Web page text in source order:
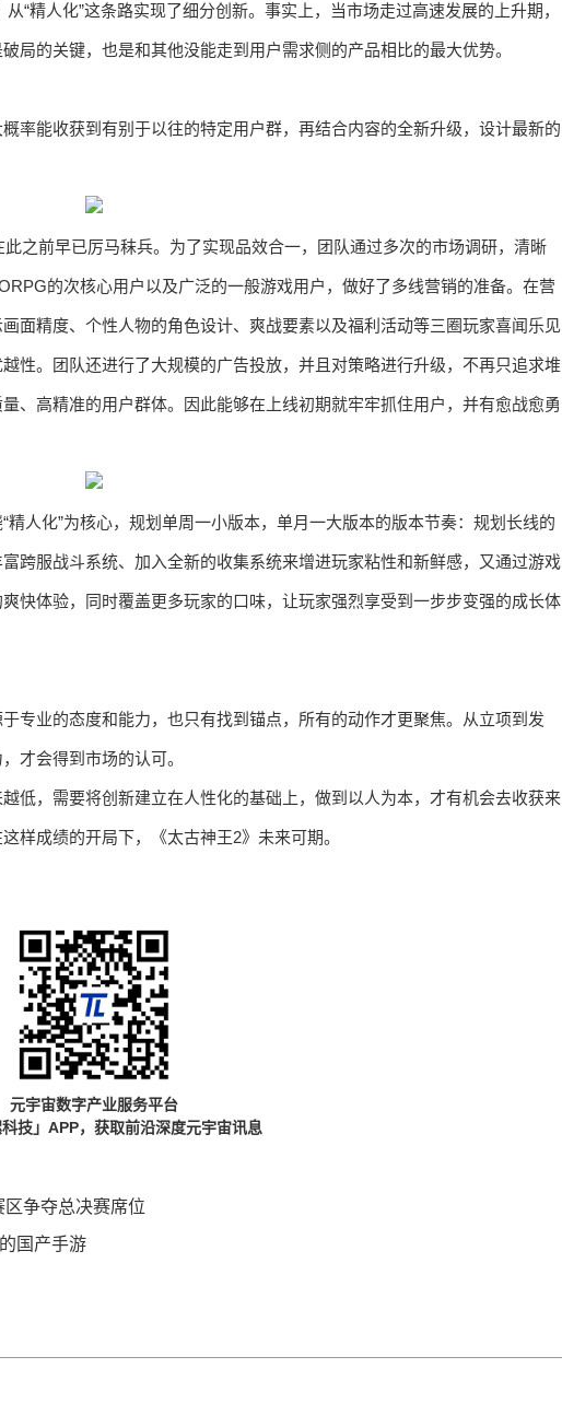
“精人化”这条路实现了细分创新。事实上，当市场走过高速发展的上升期，
局的关键，也是和其他没能走到用户需求侧的产品相比的最大优势。
率能收获到有别于以往的特定用户群，再结合内容的全新升级，设计最新的
之前早已厉马秣兵。为了实现品效合一，团队通过多次的市场调研，清晰
的次核心用户以及广泛的一般游戏用户，做好了多线营销的准备。在营
面精度、个性人物的角色设计、爽战要素以及福利活动等三圈玩家喜闻乐见
性。团队还进行了大规模的广告投放，并且对策略进行升级，不再只追求堆
、高精准的用户群体。因此能够在上线初期就牢牢抓住用户，并有愈战愈勇
人化”为核心，规划单周一小版本，单月一大版本的版本节奏：规划长线的
跨服战斗系统、加入全新的收集系统来增进玩家粘性和新鲜感，又通过游戏
快体验，同时覆盖更多玩家的口味，让玩家强烈享受到一步步变强的成长体
专业的态度和能力，也只有找到锚点，所有的动作才更聚焦。从立项到发
才会得到市场的认可。
低，需要将创新建立在人性化的基础上，做到以人为本，才有机会去收获来
样成绩的开局下，《太古神王2》未来可期。
元宇宙数字产业服务平台
技」APP，获取前沿深度元宇宙讯息
争夺总决赛席位
国产手游